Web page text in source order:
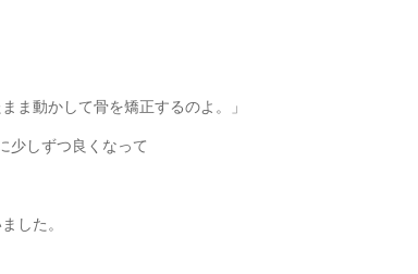
ま動かして骨を矯正するのよ。」
少しずつ良くなって
した。